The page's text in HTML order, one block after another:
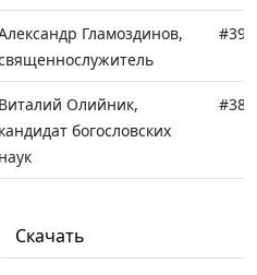
Гламоздинов,
#39
Виталий Олийник,
кандидат богословских
наук
#38
кандидат богословских
Скачать